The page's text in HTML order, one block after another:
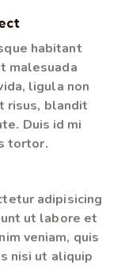
habitant
malesuada
ligula non
risus, blandit
Duis id mi
tortor.
adipisicing
ut labore et
veniam, quis
nisi ut aliquip